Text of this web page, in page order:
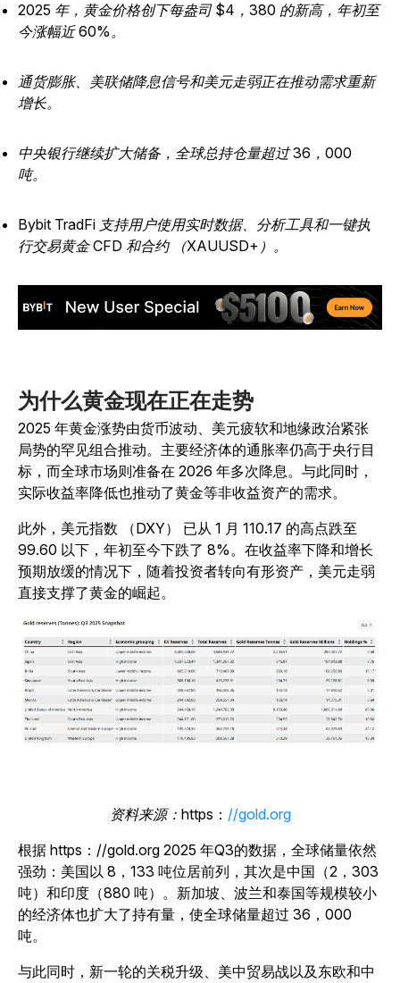
2025 年，黄金价格创下每盎司 $4，380 的新高，年初至
今涨幅近 60%。
通货膨胀、美联储降息信号和美元走弱正在推动需求重新
增长。
中央银行继续扩大储备，全球总持仓量超过 36，000
吨。
Bybit TradFi 支持用户使用实时数据、分析工具和一键执
行交易黄金 CFD 和合约 （XAUUSD+）。
为什么黄金现在正在走势
2025 年黄金涨势由货币波动、美元疲软和地缘政治紧张
局势的罕见组合推动。主要经济体的通胀率仍高于央行目
标，而全球市场则准备在 2026 年多次降息。与此同时，
实际收益率降低也推动了黄金等非收益资产的需求。
此外，美元指数 （DXY） 已从 1 月 110.17 的高点跌至
99.60 以下，年初至今下跌了 8%。在收益率下降和增长
预期放缓的情况下，随着投资者转向有形资产，美元走弱
直接支撑了黄金的崛起。
资料来源： https： //gold.org
根据 https：//gold.org 2025 年Q3的数据，全球储量依然
强劲：美国以 8，133 吨位居前列，其次是中国（2，303
吨）和印度（880 吨）。新加坡、波兰和泰国等规模较小
的经济体也扩大了持有量，使全球储量超过 36，000
吨。
与此同时，新一轮的关税升级、美中贸易战以及东欧和中